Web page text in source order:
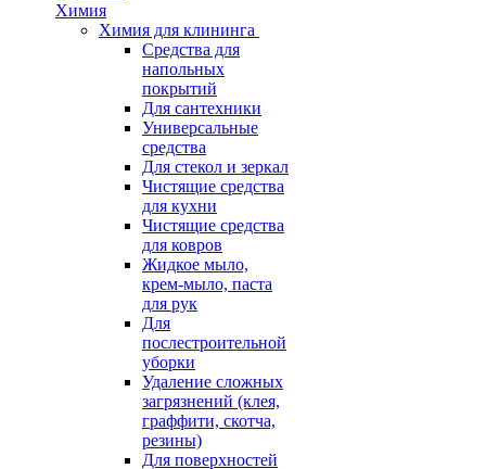
Химия
Химия для клининга
Средства для
напольных
покрытий
Для сантехники
Универсальные
средства
Для стекол и зеркал
Чистящие средства
для кухни
Чистящие средства
для ковров
Жидкое мыло,
крем-мыло, паста
для рук
Для
послестроительной
уборки
Удаление сложных
загрязнений (клея,
граффити, скотча,
резины)
Для поверхностей